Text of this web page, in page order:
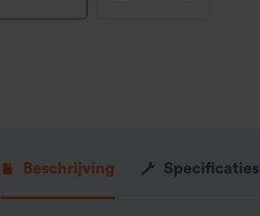
Beschrijving Specificaties